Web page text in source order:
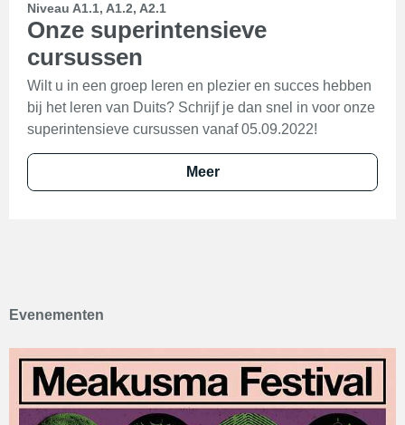
Niveau A1.1, A1.2, A2.1
Onze superintensieve
cursussen
Wilt u in een groep leren en plezier en succes hebben
bij het leren van Duits? Schrijf je dan snel in voor onze
superintensieve cursussen vanaf 05.09.2022!
Meer
Evenementen